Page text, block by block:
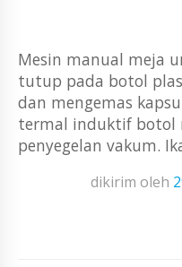
Mesin manual meja
tutup pada botol
dan mengemas
termal induktif botol
penyegelan vakum.
dikirim oleh